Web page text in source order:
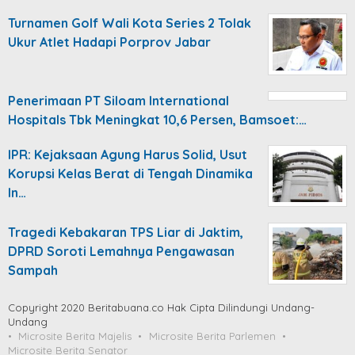
Turnamen Golf Wali Kota Series 2 Tolak
Ukur Atlet Hadapi Porprov Jabar
Penerimaan PT Siloam International
Hospitals Tbk Meningkat 10,6 Persen, Bamsoet:…
IPR: Kejaksaan Agung Harus Solid, Usut
Korupsi Kelas Berat di Tengah Dinamika
In…
Tragedi Kebakaran TPS Liar di Jaktim,
DPRD Soroti Lemahnya Pengawasan
Sampah
Copyright 2020 Beritabuana.co Hak Cipta Dilindungi Undang-
Undang
Microsite Berita Majelis
Microsite Berita Parlemen
Microsite Berita Senator